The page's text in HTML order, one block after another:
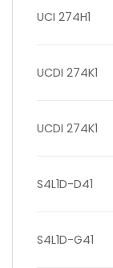
UCI 274H1
UCDI 274K1
UCDI 274K1
S4L1D-D41
S4L1D-G41